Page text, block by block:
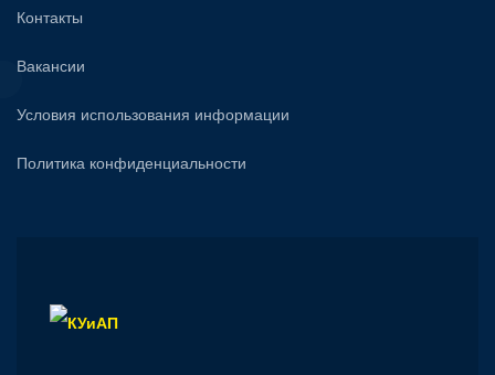
Контакты
Вакансии
Условия использования информации
Политика конфиденциальности